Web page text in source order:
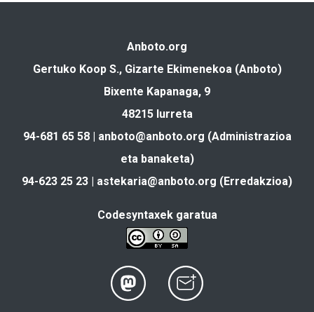
Anboto.org
Gertuko Koop S., Gizarte Ekimenekoa (Anboto)
Bixente Kapanaga, 9
48215 Iurreta
94-681 65 58 | anboto@anboto.org (Administrazioa
eta banaketa)
94-623 25 23 | astekaria@anboto.org (Erredakzioa)
Codesyntaxek garatua